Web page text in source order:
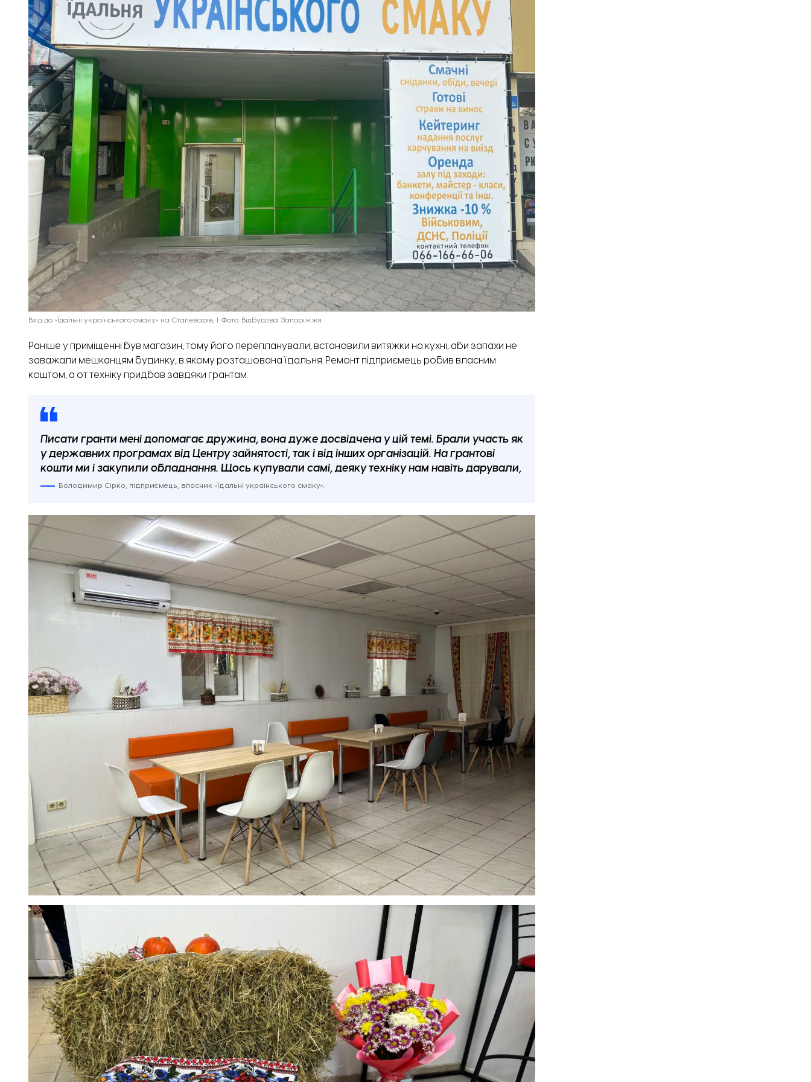
Вхід до «Їдальні українського смаку» на Сталеварів, 1. Фото: Відбудова. Запоріжжя
Раніше у приміщенні був магазин, тому його перепланували, встановили витяжки на кухні, аби запахи не
заважали мешканцям будинку, в якому розташована їдальня. Ремонт підприємець робив власним
коштом, а от техніку придбав завдяки грантам.
Писати гранти мені допомагає дружина, вона дуже досвідчена у цій темі. Брали участь як
у державних програмах від Центру зайнятості, так і від інших організацій. На грантові
кошти ми і закупили обладнання. Щось купували самі, деяку техніку нам навіть дарували,
Володимир Сірко, підприємець, власник «Їдальні українського смаку».